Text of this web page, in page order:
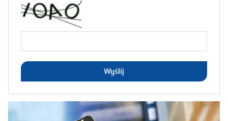
Wyślij